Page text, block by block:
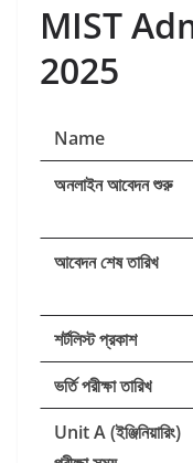
MIST
2025
Name
অনলাইন আবেদন শুরু
আবেদন শেষ তারিখ
শর্টলিস্ট প্রকাশ
ভর্তি পরীক্ষা তারিখ
Unit A (ইঞ্জিনিয়ারিং)